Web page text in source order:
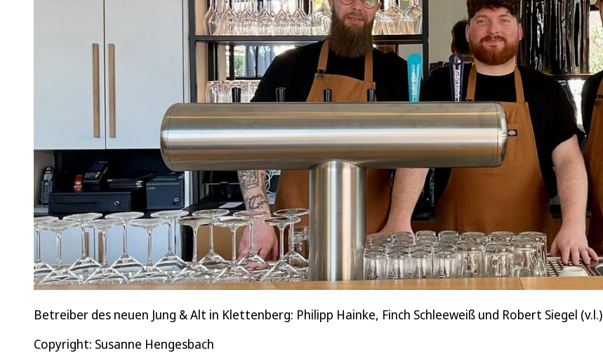
Betreiber des neuen Jung & Alt in Klettenberg: Philipp Hainke, Finch Schleeweiß und Robert Siegel (v.l.)
Copyright: Susanne Hengesbach